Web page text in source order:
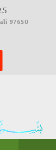
97650